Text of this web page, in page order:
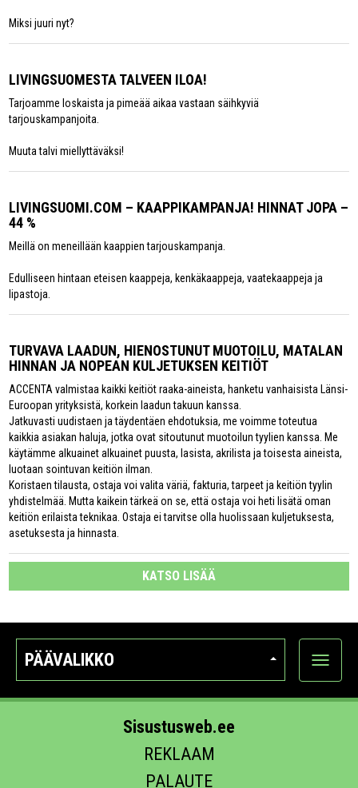
Miksi juuri nyt?
LIVINGSUOMESTA TALVEEN ILOA!
Tarjoamme loskaista ja pimeää aikaa vastaan säihkyviä
tarjouskampanjoita.
Muuta talvi miellyttäväksi!
LIVINGSUOMI.COM – KAAPPIKAMPANJA! HINNAT JOPA –
44 %
Meillä on meneillään kaappien tarjouskampanja.
Edulliseen hintaan eteisen kaappeja, kenkäkaappeja, vaatekaappeja ja
lipastoja.
TURVAVA LAADUN, HIENOSTUNUT MUOTOILU, MATALAN
HINNAN JA NOPEAN KULJETUKSEN KEITIÖT
ACCENTA valmistaa kaikki keitiöt raaka-aineista, hanketu vanhaisista Länsi-
Euroopan yrityksistä, korkein laadun takuun kanssa.
Jatkuvasti uudistaen ja täydentäen ehdotuksia, me voimme toteutua
kaikkia asiakan haluja, jotka ovat sitoutunut muotoilun tyylien kanssa. Me
käytämme alkuainet alkuainet puusta, lasista, akrilista ja toisesta aineista,
luotaan sointuvan keitiön ilman.
Koristaen tilausta, ostaja voi valita väriä, fakturia, tarpeet ja keitiön tyylin
yhdistelmää. Mutta kaikein tärkeä on se, että ostaja voi heti lisätä oman
keitiön erilaista teknikaa. Ostaja ei tarvitse olla huolissaan kuljetuksesta,
asetuksesta ja hinnasta.
KATSO LISÄÄ
PÄÄVALIKKO
Näytä
Sisustusweb.ee
REKLAAM
PALAUTE